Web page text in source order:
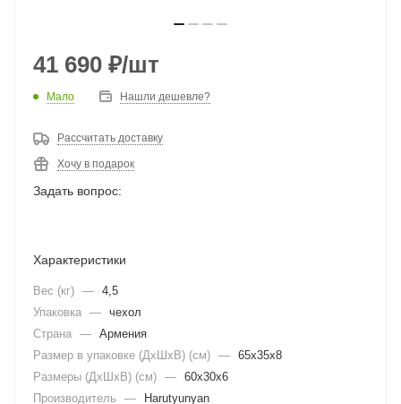
41 690 ₽/шт
Мало Нашли дешевле?
Рассчитать доставку
Хочу в подарок
Задать вопрос:
Характеристики
Вес (кг) — 4,5
Упаковка — чехол
Страна — Армения
Размер в упаковке (ДхШxВ) (см) — 65х35х8
Размеры (ДxШxВ) (см) — 60х30х6
Производитель
— Harutyunyan